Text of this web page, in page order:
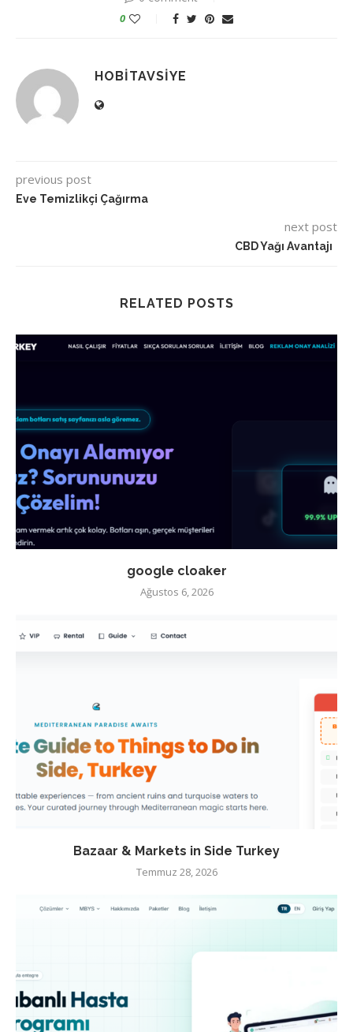
0
HOBITAVSIYE
previous post
Eve Temizlikçi Çağırma
next post
CBD Yağı Avantajı
RELATED POSTS
google cloaker
Ağustos 6, 2026
Bazaar & Markets in Side Turkey
Temmuz 28, 2026